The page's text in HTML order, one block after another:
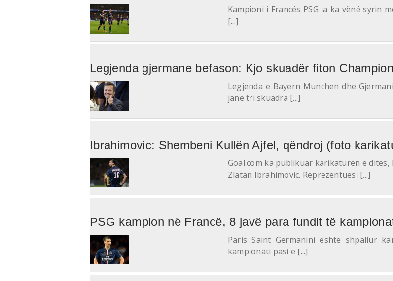
Kampioni i Francës PSG ia ka vënë syrin
[...]
Legjenda gjermane befason: Kjo skuadër fiton
Legjenda e Bayern Munchen dhe
janë tri skuadra [...]
Ibrahimovic: Shembeni Kullën Ajfel, qëndroj (foto
Goal.com ka publikuar karikaturën e
Zlatan Ibrahimovic. Reprezentuesi [...]
PSG kampion në Francë, 8 javë para fundit të
Paris Saint Germanini është shpallur
kampionati pasi e [...]